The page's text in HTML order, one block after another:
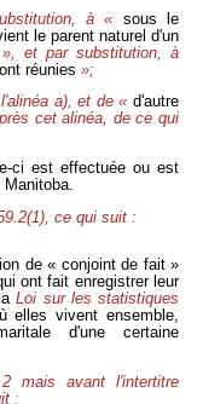
à « sous le
le parent naturel d'un
», et par substitution, à
réunies »;
a), et de «d'autre
cet alinéa, de ce qui
ci est effectuée ou est
ce qui suit :
de « conjoint de fait »
ont fait enregistrer leur
laLoi sur les statistiques
elles vivent ensemble,
d'une certaine
mais avant l'intertitre
: